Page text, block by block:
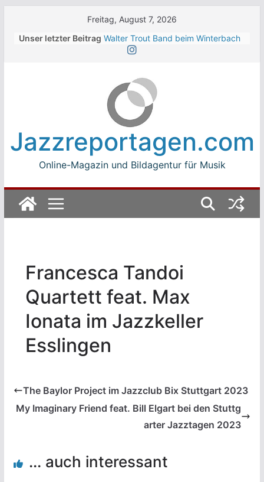
Freitag, August 7, 2026
Unser letzter Beitrag Walter Trout Band beim Winterbach
Zeltspektakel 2026
Jean-Michel Jarre bei den jazz open
Modena auf der Piazza Roma 2026
Beth Hart
Luca Carboni bei den jazz open
Modena auf der Piazza Roma 2026
Jazzreportagen.com
Online-Magazin und Bildagentur für Musik
Francesca Tandoi
Quartett feat. Max
Ionata im Jazzkeller
Esslingen
The Baylor Project im Jazzclub Bix Stuttgart 2023
My Imaginary Friend feat. Bill Elgart bei den Stuttg
arter Jazztagen 2023
... auch interessant